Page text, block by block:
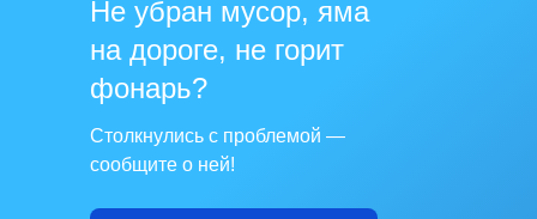
Не убран мусор, яма
на дороге, не горит
фонарь?
Столкнулись с проблемой —
сообщите о ней!